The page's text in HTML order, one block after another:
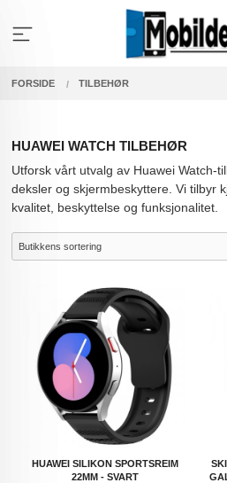
innholdet
FORSIDE TILBEHØR
HUAWEI WATCH TILBEHØR
Utforsk vårt utvalg av Huawei Watch-
deksler og skjermbeskyttere. Vi tilbyr
kvalitet, beskyttelse og funksjonalitet.
HUAWEI SILIKON SPORTSREIM
22MM - SVART